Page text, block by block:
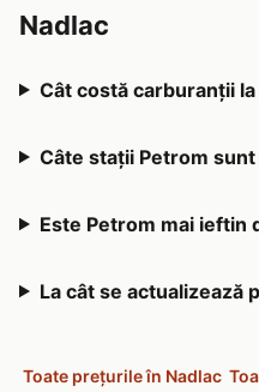
Nadlac
Cât costă carburanții
Câte stații Petrom sunt
Este Petrom mai ieftin
La cât se actualizează
Toate prețurile în Nadlac